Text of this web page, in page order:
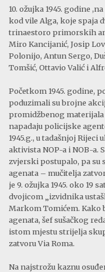
10. ožujka 1945. godine
kod vile Alga, koje spaja
trinaestoro primorskih
Miro Kancijanić, Josip
Polonijo, Antun Sergo,
Tomšić, Ottavio Valić i
Početkom 1945. godine,
poduzimali su brojne
promidžbenog materijala
napadaju policijske
1945.g., u tadašnjoj
aktivista NOP-a i NOB-a.
zvjerski postupalo, pa
agenata – mučitelja
je 9. ožujka 1945. oko 19
dvojicom „izvidnika
Markom Tomićem. Kako
agenata, šef sušačkog
istom mjestu strijelja
zatvoru Via Roma.
Na najstrožu kaznu